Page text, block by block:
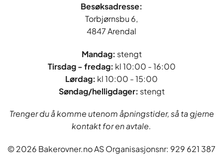
Besøksadresse:
Torbjørnsbu 6,
4847 Arendal
Mandag: stengt
Tirsdag - fredag: kl 10:00 - 16:00
Lørdag: kl 10:00 - 15:00
Søndag/helligdager: stengt
Trenger du å komme utenom åpningstider, så ta gjerne
kontakt for en avtale.
© 2026 Bakerovner.no AS Organisasjonsnr: 929 621 387